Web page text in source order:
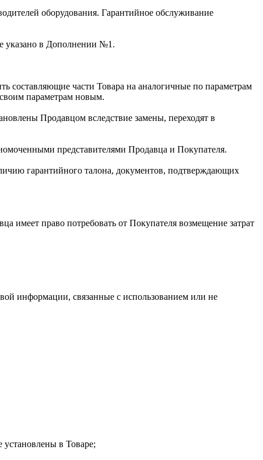
оборудования. Гарантийное обслуживание
указано в Дополнении №1.
составляющие части Товара на аналогичные по параметрам
параметрам новым.
Продавцом вследствие замены, переходят в
представителями Продавца и Покупателя.
гарантийного талона, документов, подтверждающих
имеет право потребовать от Покупателя возмещение затрат
информации, связанные с использованием или не
в Товаре;